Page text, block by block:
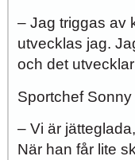
– Jag triggas av
utvecklas jag.
och det
Sportchef
– Vi är
När han får lite